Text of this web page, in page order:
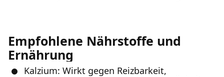
Empfohlene Nährstoffe und
Ernährung
Kalzium: Wirkt gegen Reizbarkeit,